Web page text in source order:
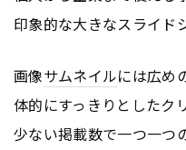
印象的な大きなスライド
画像サムネイルには広め
体的にすっきりとしたク
少ない掲載数で一つ一つ